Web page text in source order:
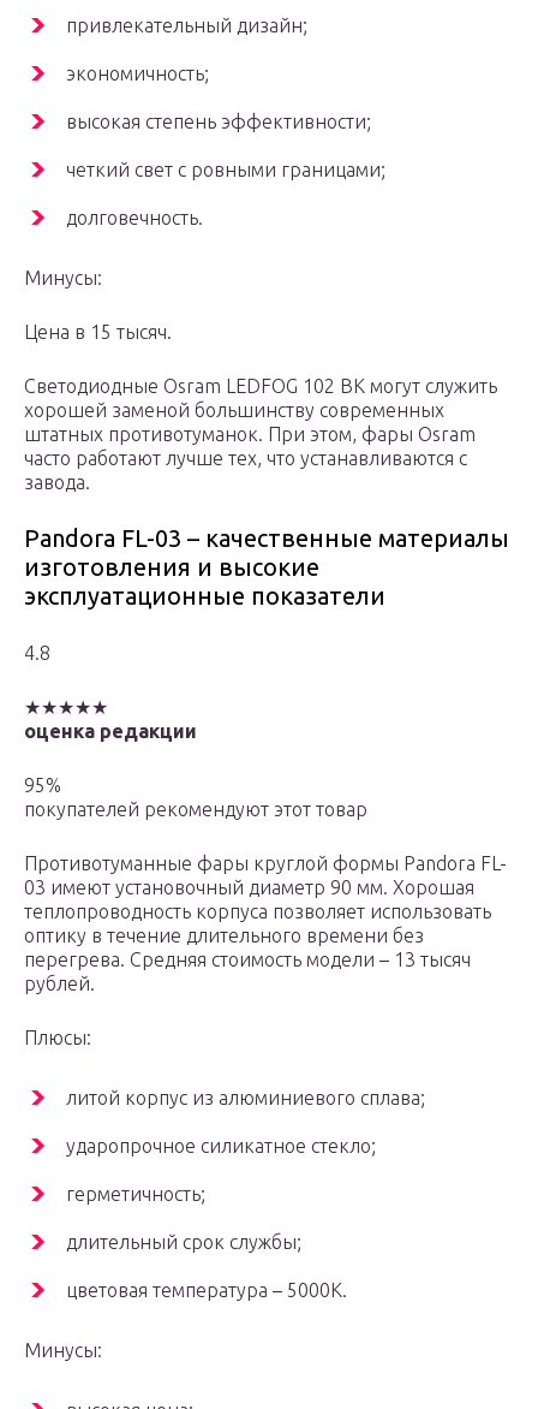
привлекательный дизайн;
экономичность;
высокая степень эффективности;
четкий свет с ровными границами;
долговечность.
Минусы:
Цена в 15 тысяч.
Светодиодные Osram LEDFOG 102 BK могут служить
хорошей заменой большинству современных
штатных противотуманок. При этом, фары Osram
часто работают лучше тех, что устанавливаются с
завода.
Pandora FL-03 – качественные материалы
изготовления и высокие
эксплуатационные показатели
4.8
★★★★★
оценка редакции
95%
покупателей рекомендуют этот товар
Противотуманные фары круглой формы Pandora FL-
03 имеют установочный диаметр 90 мм. Хорошая
теплопроводность корпуса позволяет использовать
оптику в течение длительного времени без
перегрева. Средняя стоимость модели – 13 тысяч
рублей.
Плюсы:
литой корпус из алюминиевого сплава;
ударопрочное силикатное стекло;
герметичность;
длительный срок службы;
цветовая температура – 5000К.
Минусы: